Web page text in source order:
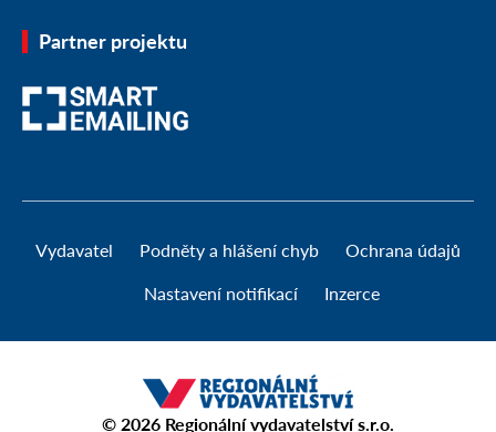
Partner projektu
Vydavatel Podněty a hlášení chyb Ochrana údajů
Nastavení notifikací Inzerce
© 2026 Regionální vydavatelství s.r.o.